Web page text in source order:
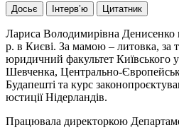
Досьє Інтерв’ю Цитатник
Лариса Володимирівна Денисенко
р. в Києві. За мамою – литовка, за
юридичний факультет Київського
Шевченка, Центрально-
Будапешті та курс
юстиції Нідерландів.
Працювала директоркою